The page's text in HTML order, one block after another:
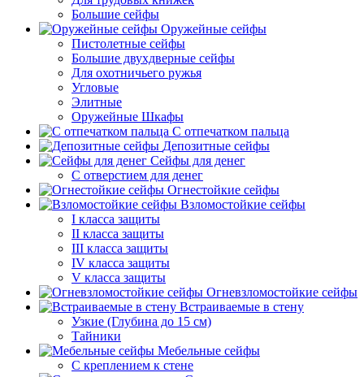
Большие сейфы
Оружейные сейфы
Пистолетные сейфы
Большие двухдверные сейфы
Для охотничьего ружья
Угловые
Элитные
Оружейные Шкафы
С отпечатком пальца
Депозитные сейфы
Сейфы для денег
С отверстием для денег
Огнестойкие сейфы
Взломостойкие сейфы
I класса защиты
II класса защиты
III класса защиты
IV класса защиты
V класса защиты
Огневзломостойкие сейфы
Встраиваемые в стену
Узкие (Глубина до 15 см)
Тайники
Мебельные сейфы
С креплением к стене